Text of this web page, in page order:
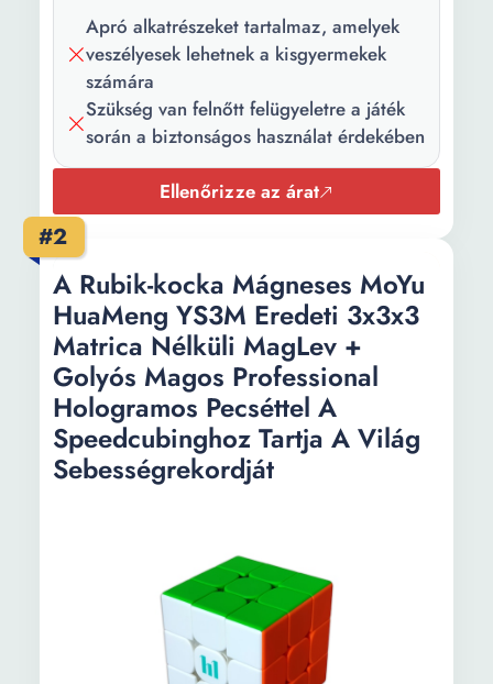
asszociációt, a
koncentrációt, a szem-kéz
funkciókat és a logikát
Szín:
Sokszínű
Hosszúság:
18.5 cm
Szélesség:
Magasság:
2 cm
Súly:
0.5 kg
Apró alkatrészeket tartalmaz, amelyek
veszélyesek lehetnek a kisgyermekek
számára
Szükség van felnőtt felügyeletre a játék
során a biztonságos használat érdekében
Ellenőrizze az árat
#2
A Rubik-kocka Mágneses MoYu
HuaMeng YS3M Eredeti 3x3x3
Matrica Nélküli MagLev +
Golyós Magos Professional
Hologramos Pecséttel A
Speedcubinghoz Tartja A Világ
Sebességrekordját